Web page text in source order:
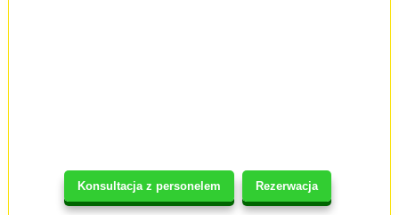
Konsultacja z personelem Rezerwacja